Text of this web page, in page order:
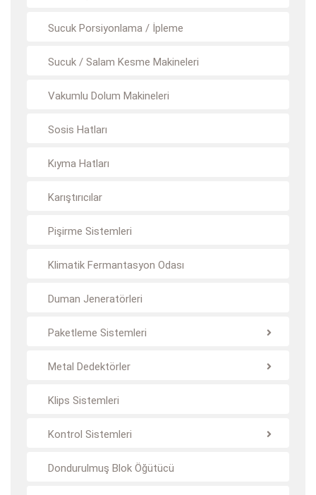
Sucuk Porsiyonlama / İpleme
Sucuk / Salam Kesme Makineleri
Vakumlu Dolum Makineleri
Sosis Hatları
Kıyma Hatları
Karıştırıcılar
Pişirme Sistemleri
Klimatik Fermantasyon Odası
Duman Jeneratörleri
Paketleme Sistemleri
Metal Dedektörler
Klips Sistemleri
Kontrol Sistemleri
Dondurulmuş Blok Öğütücü